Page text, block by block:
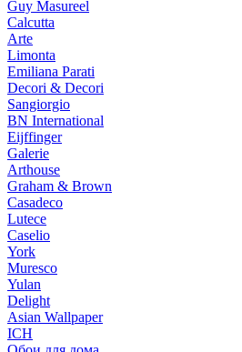
Guy Masureel
Calcutta
Arte
Limonta
Emiliana Parati
Decori & Decori
Sangiorgio
BN International
Eijffinger
Galerie
Arthouse
Graham & Brown
Casadeco
Lutece
Caselio
York
Muresco
Yulan
Delight
Asian Wallpaper
ICH